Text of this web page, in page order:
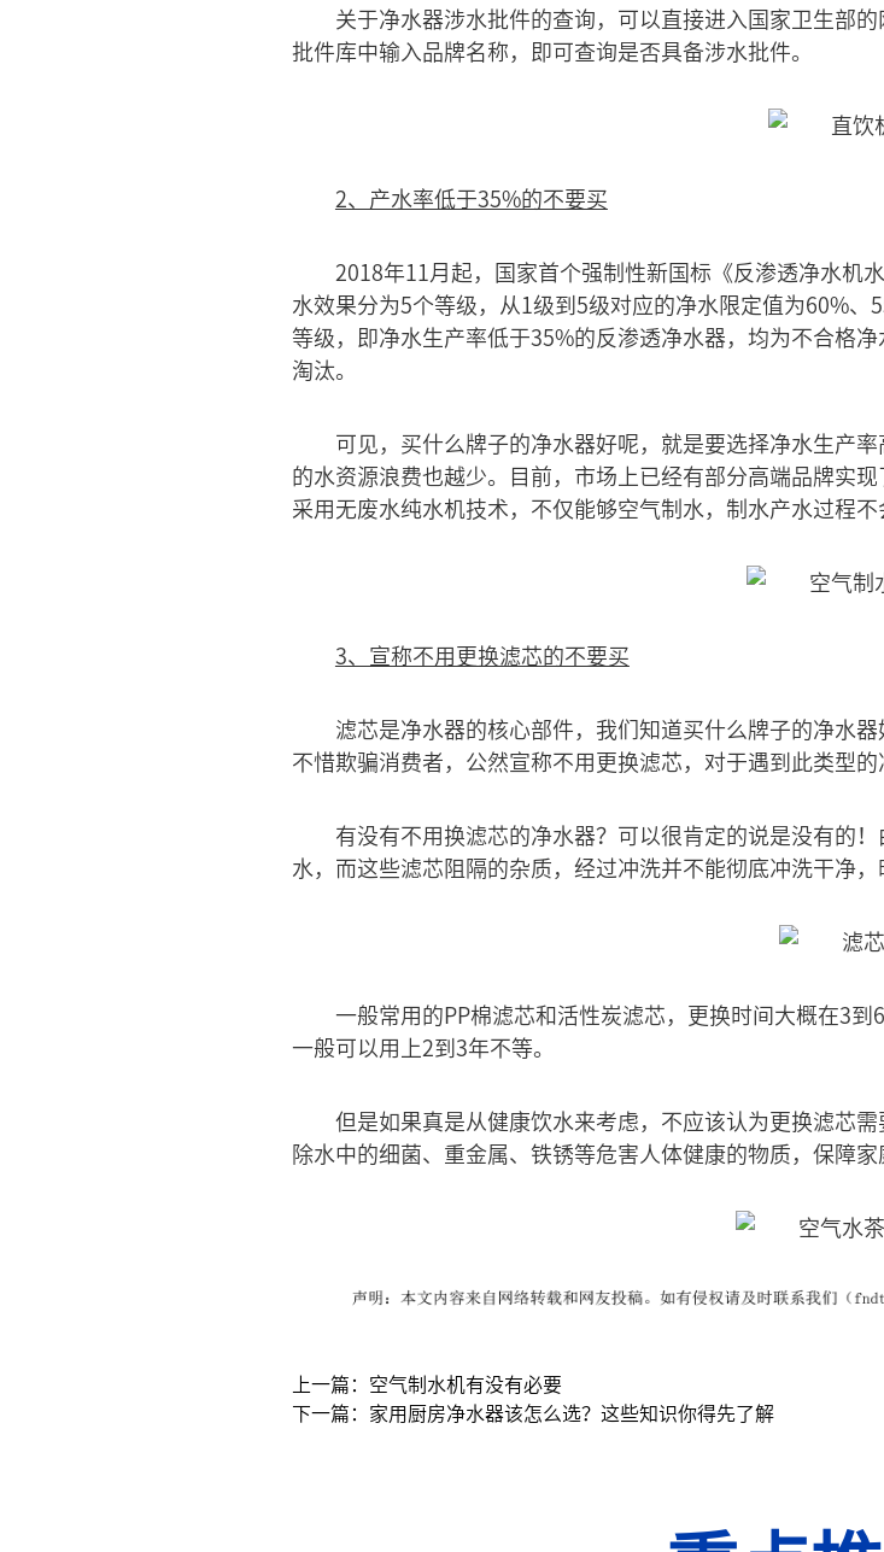
关于净水器涉水批件的查询，可以直接进入国家卫生部
批件库中输入品牌名称，即可查询是否具备涉水批件。
2、产水率低于35%的不要买
2018年11月起，国家首个强制性新国标《反渗透净水机
水效果分为5个等级，从1级到5级对应的净水限定值为60%
等级，即净水生产率低于35%的反渗透净水器，均为不合格
淘汰。
可见，买什么牌子的净水器好呢，就是要选择净水生产
的水资源浪费也越少。目前，市场上已经有部分高端品牌实
采用无废水纯水机技术，不仅能够空气制水，制水产水过程不
3、宣称不用更换滤芯的不要买
滤芯是净水器的核心部件，我们知道买什么牌子的净水
不惜欺骗消费者，公然宣称不用更换滤芯，对于遇到此类型的
有没有不用换滤芯的净水器？可以很肯定的说是没有的
水，而这些滤芯阻隔的杂质，经过冲洗并不能彻底冲洗干净
一般常用的PP棉滤芯和活性炭滤芯，更换时间大概在3到
一般可以用上2到3年不等。
但是如果真是从健康饮水来考虑，不应该认为更换滤芯
除水中的细菌、重金属、铁锈等危害人体健康的物质，保障家
上一篇：空气制水机有没有必要
下一篇：家用厨房净水器该怎么选？这些知识你得先了解